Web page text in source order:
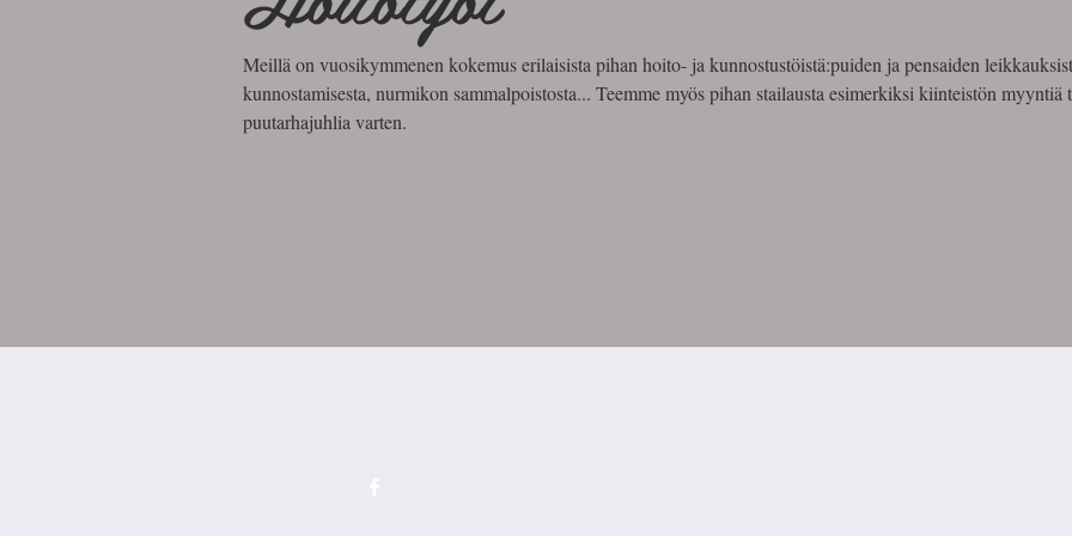
Meillä on vuosikymmenen kokemus erilaisista pihan hoito- ja kunnostustöistä:puiden ja pensaiden
kunnostamisesta, nurmikon sammalpoistosta... Teemme myös pihan stailausta esimerkiksi kiinteistön myyntiä
puutarhajuhlia varten.